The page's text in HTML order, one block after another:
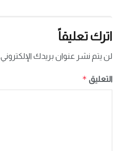
اترك تعليقاً
لن يتم نشر عنوان بريدك الإلكتروني.
التعليق *